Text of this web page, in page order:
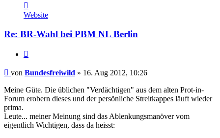
von
Bundesfreiwild
Website
Re: BR-Wahl bei PBM NL Berlin
Beitrag
von Bundesfreiwild » 16. Aug 2012, 10:26
Meine Güte. Die üblichen "Verdächtigen" aus dem alten Prot-in-
Forum erobern dieses und der persönliche Streitkappes läuft wieder
prima.
Leute... meiner Meinung sind das Ablenkungsmanöver vom
eigentlich Wichtigen, dass da heisst: